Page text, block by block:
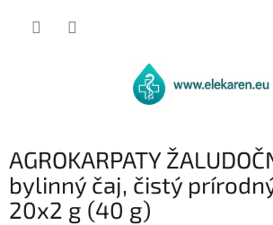
AGROKARPATY
bylinný čaj, čistý
20x2 g (40 g)